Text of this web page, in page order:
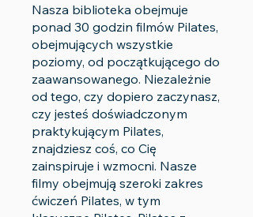
Nasza biblioteka obejmuje
ponad 30 godzin filmów Pilates,
obejmujących wszystkie
poziomy, od początkującego do
zaawansowanego. Niezależnie
od tego, czy dopiero zaczynasz,
czy jesteś doświadczonym
praktykującym Pilates,
znajdziesz coś, co Cię
zainspiruje i wzmocni. Nasze
filmy obejmują szeroki zakres
ćwiczeń Pilates, w tym